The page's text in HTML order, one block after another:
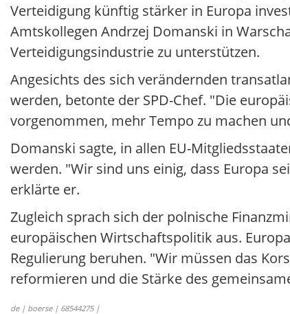
Verteidigung künftig stärker in Europa
Amtskollegen Andrzej Domanski in
Verteidigungsindustrie zu unterstützen.
Angesichts des sich verändernden
werden, betonte der SPD-Chef. "Die
vorgenommen, mehr Tempo zu machen
Domanski sagte, in allen EU-
werden. "Wir sind uns einig, dass Europa
erklärte er.
Zugleich sprach sich der polnische
europäischen Wirtschaftspolitik aus.
Regulierung beruhen. "Wir müssen das
reformieren und die Stärke des
de | boerse | 68544275 |